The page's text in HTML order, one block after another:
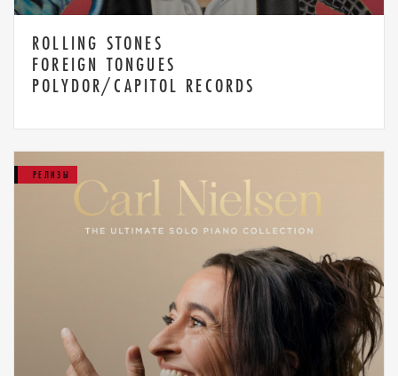
ROLLING STONES
FOREIGN TONGUES
POLYDOR/CAPITOL RECORDS
РЕЛИЗЫ